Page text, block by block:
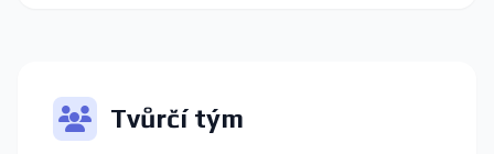
Tvůrčí tým